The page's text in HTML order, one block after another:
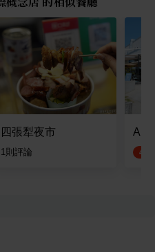
四張犁夜市
1則評論 4.5